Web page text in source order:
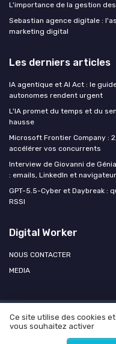
L'importance de la gestion
Sebastian agence digitale :
marketing digital
Les derniers articles
IA agentique et AI Act : le
autonomes rendent urgent
L'IA promet du temps et du
hausse
Microsoft Frontier Company :
accélérer vos concurrents
Interview de Giovanni de
: emails, LinkedIn et navigateur
GPT-5.5-Cyber et Daybreak :
RSSI
Digital Worker
NOUS CONTACTER
MEDIA
Mentions légales
Ce site utilise des cookies
vous souhaitez activer